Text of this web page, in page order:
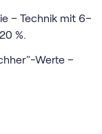
– Technik mit 6–
%.
Werte –